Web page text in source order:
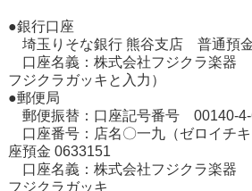
●銀行口座
埼玉りそな銀行 熊谷支店 普通預
口座名義：株式会社フジクラ楽
フジクラガッキと入力）
●郵便局
郵便振替：口座記号番号 00140-4-
口座番号：店名〇一九（ゼロイチ
座預金 0633151
口座名義：株式会社フジクラ楽
フジクラガッキ